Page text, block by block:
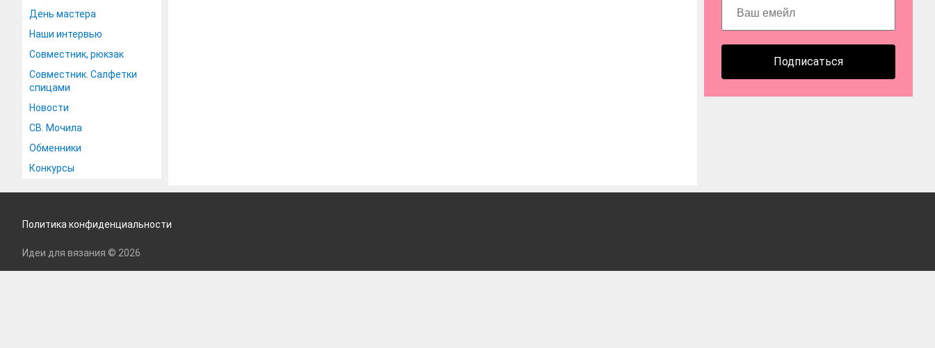
День мастера
Наши интервью
Совместник, рюкзак
Совместник. Салфетки
спицами
Новости
СВ. Мочила
Обменники
Конкурсы
Подписаться
Политика конфиденциальности
Идеи для вязания © 2026